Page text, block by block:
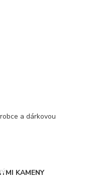
a dárkovou
KAMENY